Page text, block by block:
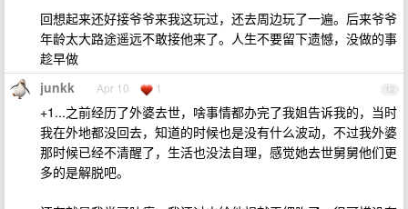
回想起来还好接爷爷来我这玩过，还去周边玩了一遍。后来爷爷
年龄太大路途遥远不敢接他来了。人生不要留下遗憾，没做的事
趁早做
12
junkk Apr 10 1
+1...之前经历了外婆去世，啥事情都办完了我姐告诉我的，当时
我在外地都没回去，知道的时候也是没有什么波动，不过我外婆
那时候已经不清醒了，生活也没法自理，感觉她去世舅舅他们更
多的是解脱吧。